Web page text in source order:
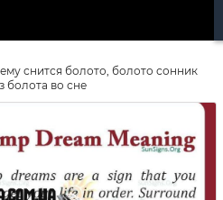
снится болото, болото сонник
болота во сне